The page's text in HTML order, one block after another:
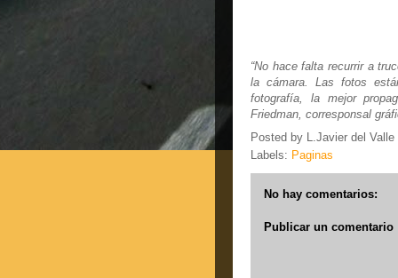
“No hace falta recurrir a
la cámara. Las fotos
fotografía, la mejor
Friedman, corresponsal
Posted by L.Javier del Valle
Labels: Paginas
No hay comentarios:
Publicar un comentario